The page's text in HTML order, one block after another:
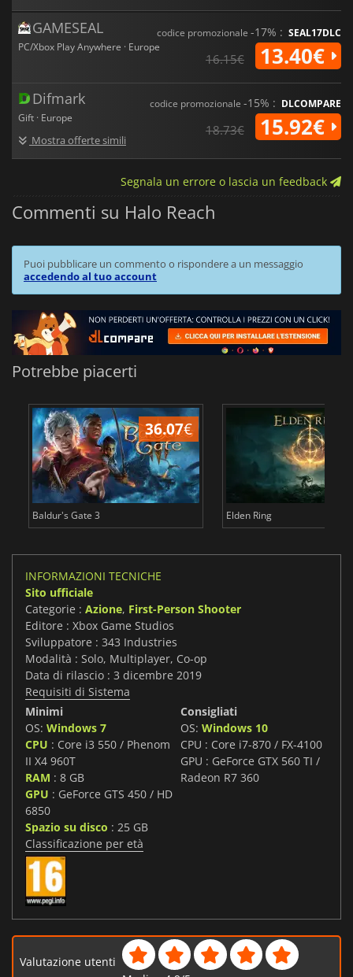
GAMESEAL
PC/Xbox Play Anywhere · Europe
codice promozionale -17% : SEAL17DLC
16.15€ 13.40€
Difmark
Gift · Europe
Mostra offerte simili
codice promozionale -15% : DLCOMPARE
18.73€ 15.92€
Segnala un errore o lascia un feedback
Commenti su Halo Reach
Puoi pubblicare un commento o rispondere a un messaggio
accedendo al tuo account
Potrebbe piacerti
36.07€
Baldur's Gate 3 Elden Ring
INFORMAZIONI TECNICHE
Sito ufficiale
Categorie : Azione, First-Person Shooter
Editore : Xbox Game Studios
Sviluppatore : 343 Industries
Modalità : Solo, Multiplayer, Co-op
Data di rilascio : 3 dicembre 2019
Requisiti di Sistema
Minimi
OS: Windows 7
CPU : Core i3 550 / Phenom
II X4 960T
RAM : 8 GB
GPU : GeForce GTS 450 / HD
6850
Spazio su disco : 25 GB
Consigliati
OS: Windows 10
CPU : Core i7-870 / FX-4100
GPU : GeForce GTX 560 TI /
Radeon R7 360
Classificazione per età
Valutazione utenti